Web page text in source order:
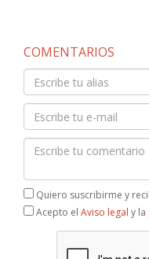
COMENTARIOS
Quiero suscribirme y
Acepto el Aviso legal y la